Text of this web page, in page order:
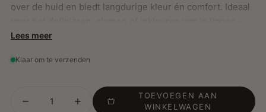
over de huid en biedt langdurige kleur én comfort. Ideaal
van een subtiele everyday look tot een bold lipcombo.
verschillende huidtinten, van zandbruin Gold Coast tot
Lees meer
Klaar om te verzenden
TOEVOEGEN AAN
WINKELWAGEN